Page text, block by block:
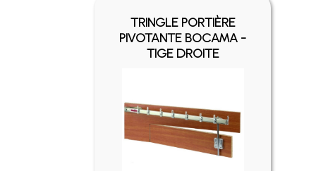
TRINGLE PORTIÈRE
PIVOTANTE BOCAMA -
TIGE DROITE